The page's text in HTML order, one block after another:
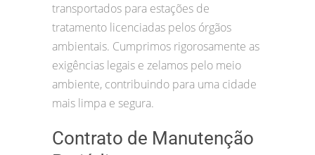
transportados para estações de
tratamento licenciadas pelos órgãos
ambientais. Cumprimos rigorosamente as
exigências legais e zelamos pelo meio
ambiente, contribuindo para uma cidade
mais limpa e segura.
Contrato de Manutenção